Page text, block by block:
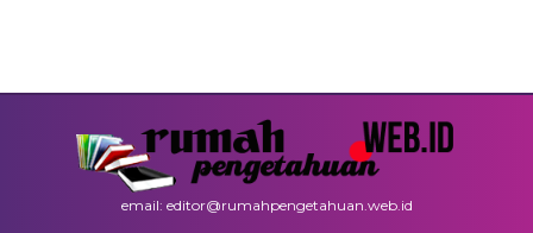
email: editor@rumahpengetahuan.web.id